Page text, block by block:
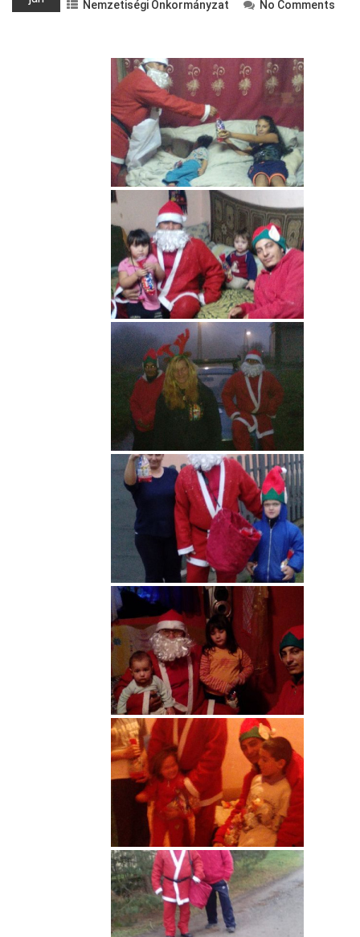
Nemzetiségi Önkormányzat
No Comments